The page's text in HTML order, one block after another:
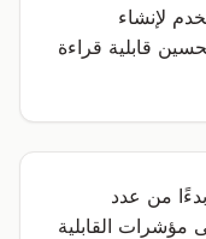
لإنشاء
قابلية قراءة
من عدد
مؤشرات القابلية